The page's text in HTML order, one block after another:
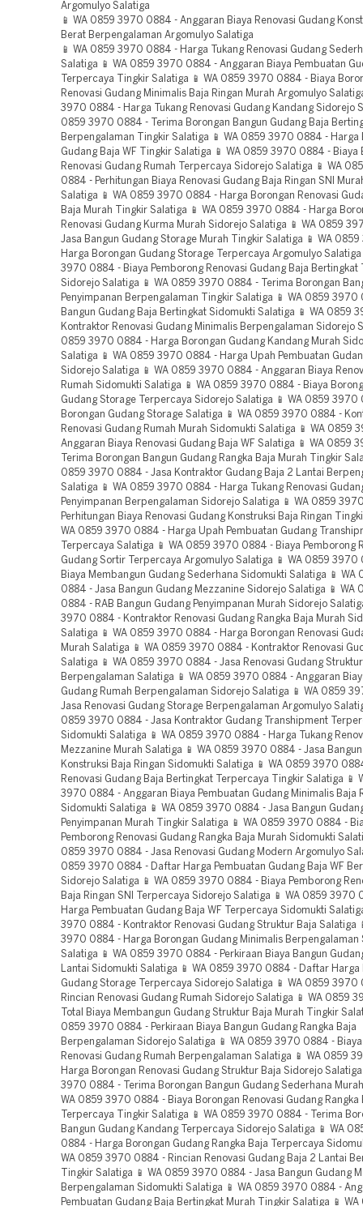
Argomulyo Salatiga
📱 WA 0859 3970 0884 - Anggaran Biaya Renovasi Gudang
Berat Berpengalaman Argomulyo Salatiga
📱 WA 0859 3970 0884 - Harga Tukang Renovasi Gudang
Salatiga 📱 WA 0859 3970 0884 - Anggaran Biaya Pembuatan
Terpercaya Tingkir Salatiga 📱 WA 0859 3970 0884 - Biaya
Renovasi Gudang Minimalis Baja Ringan Murah Argomulyo
3970 0884 - Harga Tukang Renovasi Gudang Kandang Sidorejo
0859 3970 0884 - Terima Borongan Bangun Gudang Baja
Berpengalaman Tingkir Salatiga 📱 WA 0859 3970 0884 - Harga
Gudang Baja WF Tingkir Salatiga 📱 WA 0859 3970 0884 - Biaya
Renovasi Gudang Rumah Terpercaya Sidorejo Salatiga 📱 WA
0884 - Perhitungan Biaya Renovasi Gudang Baja Ringan SNI
Salatiga 📱 WA 0859 3970 0884 - Harga Borongan Renovasi
Baja Murah Tingkir Salatiga 📱 WA 0859 3970 0884 - Harga
Renovasi Gudang Kurma Murah Sidorejo Salatiga 📱 WA 0859
Jasa Bangun Gudang Storage Murah Tingkir Salatiga 📱 WA
Harga Borongan Gudang Storage Terpercaya Argomulyo Salatiga
3970 0884 - Biaya Pemborong Renovasi Gudang Baja Bertingkat
Sidorejo Salatiga 📱 WA 0859 3970 0884 - Terima Borongan
Penyimpanan Berpengalaman Tingkir Salatiga 📱 WA 0859 3970
Bangun Gudang Baja Bertingkat Sidomukti Salatiga 📱 WA 0859
Kontraktor Renovasi Gudang Minimalis Berpengalaman Sidorejo
0859 3970 0884 - Harga Borongan Gudang Kandang Murah
Salatiga 📱 WA 0859 3970 0884 - Harga Upah Pembuatan
Sidorejo Salatiga 📱 WA 0859 3970 0884 - Anggaran Biaya
Rumah Sidomukti Salatiga 📱 WA 0859 3970 0884 - Biaya
Gudang Storage Terpercaya Sidorejo Salatiga 📱 WA 0859 3970
Borongan Gudang Storage Salatiga 📱 WA 0859 3970 0884 -
Renovasi Gudang Rumah Murah Sidomukti Salatiga 📱 WA 0859
Anggaran Biaya Renovasi Gudang Baja WF Salatiga 📱 WA 0859
Terima Borongan Bangun Gudang Rangka Baja Murah Tingkir
0859 3970 0884 - Jasa Kontraktor Gudang Baja 2 Lantai
Salatiga 📱 WA 0859 3970 0884 - Harga Tukang Renovasi
Penyimpanan Berpengalaman Sidorejo Salatiga 📱 WA 0859
Perhitungan Biaya Renovasi Gudang Konstruksi Baja Ringan
WA 0859 3970 0884 - Harga Upah Pembuatan Gudang
Terpercaya Salatiga 📱 WA 0859 3970 0884 - Biaya Pemborong
Gudang Sortir Terpercaya Argomulyo Salatiga 📱 WA 0859 3970
Biaya Membangun Gudang Sederhana Sidomukti Salatiga 📱 WA
0884 - Jasa Bangun Gudang Mezzanine Sidorejo Salatiga 📱 WA
0884 - RAB Bangun Gudang Penyimpanan Murah Sidorejo
3970 0884 - Kontraktor Renovasi Gudang Rangka Baja Murah
Salatiga 📱 WA 0859 3970 0884 - Harga Borongan Renovasi
Murah Salatiga 📱 WA 0859 3970 0884 - Kontraktor Renovasi
Salatiga 📱 WA 0859 3970 0884 - Jasa Renovasi Gudang
Berpengalaman Salatiga 📱 WA 0859 3970 0884 - Anggaran
Gudang Rumah Berpengalaman Sidorejo Salatiga 📱 WA 0859
Jasa Renovasi Gudang Storage Berpengalaman Argomulyo
0859 3970 0884 - Jasa Kontraktor Gudang Transhipment
Sidomukti Salatiga 📱 WA 0859 3970 0884 - Harga Tukang
Mezzanine Murah Salatiga 📱 WA 0859 3970 0884 - Jasa
Konstruksi Baja Ringan Sidomukti Salatiga 📱 WA 0859 3970
Renovasi Gudang Baja Bertingkat Terpercaya Tingkir Salatiga 📱
3970 0884 - Anggaran Biaya Pembuatan Gudang Minimalis Baja
Sidomukti Salatiga 📱 WA 0859 3970 0884 - Jasa Bangun
Penyimpanan Murah Tingkir Salatiga 📱 WA 0859 3970 0884 -
Pemborong Renovasi Gudang Rangka Baja Murah Sidomukti
0859 3970 0884 - Jasa Renovasi Gudang Modern Argomulyo
0859 3970 0884 - Daftar Harga Pembuatan Gudang Baja WF
Sidorejo Salatiga 📱 WA 0859 3970 0884 - Biaya Pemborong
Baja Ringan SNI Terpercaya Sidorejo Salatiga 📱 WA 0859 3970
Harga Pembuatan Gudang Baja WF Terpercaya Sidomukti
3970 0884 - Kontraktor Renovasi Gudang Struktur Baja Salatiga
3970 0884 - Harga Borongan Gudang Minimalis Berpengalaman
Salatiga 📱 WA 0859 3970 0884 - Perkiraan Biaya Bangun
Lantai Sidomukti Salatiga 📱 WA 0859 3970 0884 - Daftar Harga
Gudang Storage Terpercaya Sidorejo Salatiga 📱 WA 0859 3970
Rincian Renovasi Gudang Rumah Sidorejo Salatiga 📱 WA 0859
Total Biaya Membangun Gudang Struktur Baja Murah Tingkir
0859 3970 0884 - Perkiraan Biaya Bangun Gudang Rangka Baja
Berpengalaman Sidorejo Salatiga 📱 WA 0859 3970 0884 -
Renovasi Gudang Rumah Berpengalaman Salatiga 📱 WA 0859
Harga Borongan Renovasi Gudang Struktur Baja Sidorejo
3970 0884 - Terima Borongan Bangun Gudang Sederhana
WA 0859 3970 0884 - Biaya Borongan Renovasi Gudang Rangka
Terpercaya Tingkir Salatiga 📱 WA 0859 3970 0884 - Terima
Bangun Gudang Kandang Terpercaya Sidorejo Salatiga 📱 WA
0884 - Harga Borongan Gudang Rangka Baja Terpercaya
WA 0859 3970 0884 - Rincian Renovasi Gudang Baja 2 Lantai
Tingkir Salatiga 📱 WA 0859 3970 0884 - Jasa Bangun Gudang
Berpengalaman Sidomukti Salatiga 📱 WA 0859 3970 0884 -
Pembuatan Gudang Baja Bertingkat Murah Tingkir Salatiga 📱